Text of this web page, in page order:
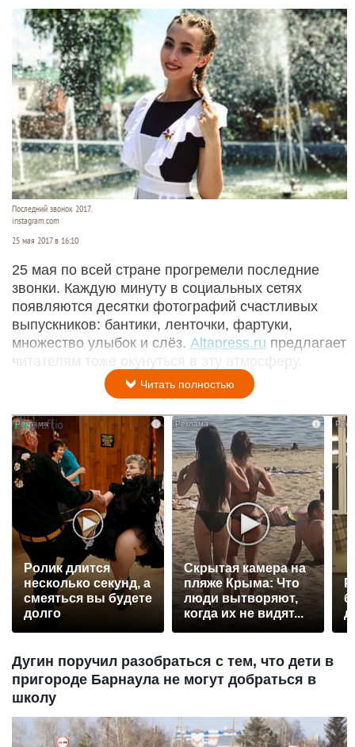
Последний звонок 2017.
instagram.com
25 мая 2017 в 16:10
25 мая по всей стране прогремели последние
звонки. Каждую минуту в социальных сетях
появляются десятки фотографий счастливых
выпускников: бантики, ленточки, фартуки,
множество улыбок и слёз. Altapress.ru предлагает
читателям тоже окунуться в эту атмосферу.
Читать полностью
Ролик длится
несколько секунд, а
смеяться вы будете
долго
i
Скрытая камера на
пляже Крыма: Что
люди вытворяют,
когда их не видят...
Дугин поручил разобраться с тем, что дети в
пригороде Барнаула не могут добраться в
школу